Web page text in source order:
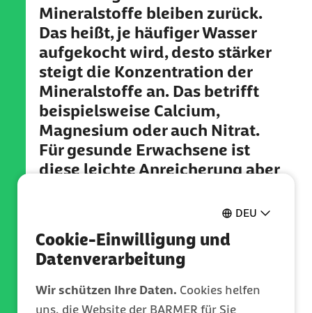
DEU
Cookie-Einwilligung und
Datenverarbeitung
Wir schützen Ihre Daten. Cookies helfen
uns, die Website der BARMER für Sie
Mineralstoffe bleiben zurück.
Das heißt, je häufiger Wasser
aufgekocht wird, desto stärker
steigt die Konzentration der
Mineralstoffe an. Das betrifft
beispielsweise Calcium,
Magnesium oder auch Nitrat.
Für gesunde Erwachsene ist
diese leichte Anreicherung aber
unproblematisch. Schließlich
handelt es sich nicht um neue
Stoffe, die plötzlich im Wasser
entstehen, sondern schlicht um
die natürliche
Zusammensetzung des